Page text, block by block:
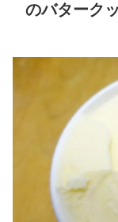
のバターク